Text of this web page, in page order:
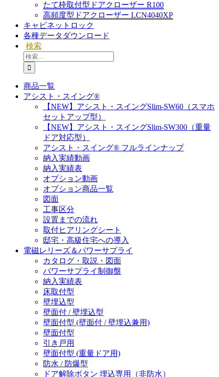
たて枠取付型ドアクローザー R100
高頻度型ドアクローザー LCN4040XP
キャビネットロック
各種データダウンロード
検索
検
索
…
商品一覧
アシスト・スイング®
【NEW】アシスト・スイングSlim-SW60（スマホ
セットアップ型）
【NEW】アシスト・スイングSlim-SW300（重量
ドア対応型）
アシスト・スイング® フルラインナップ
納入実績動画
納入実績表
オプション動画
オプション商品一覧
図面
工事区分
設置までの流れ
取付ヒアリングシート
邸宅・高級住宅への導入
電磁レリーズ＆パワーサプライ
カタログ・取説・図面
パワーサプライ制御盤
納入実績表
床取付型
壁埋込型
壁面付 / 壁埋込型
壁面付型 (壁面付 / 壁埋込兼用)
壁面付型
引き戸用
壁面付型 (重量ドア用)
防水 / 防爆型
ドア解除ボタン 埋込専用（非防水）